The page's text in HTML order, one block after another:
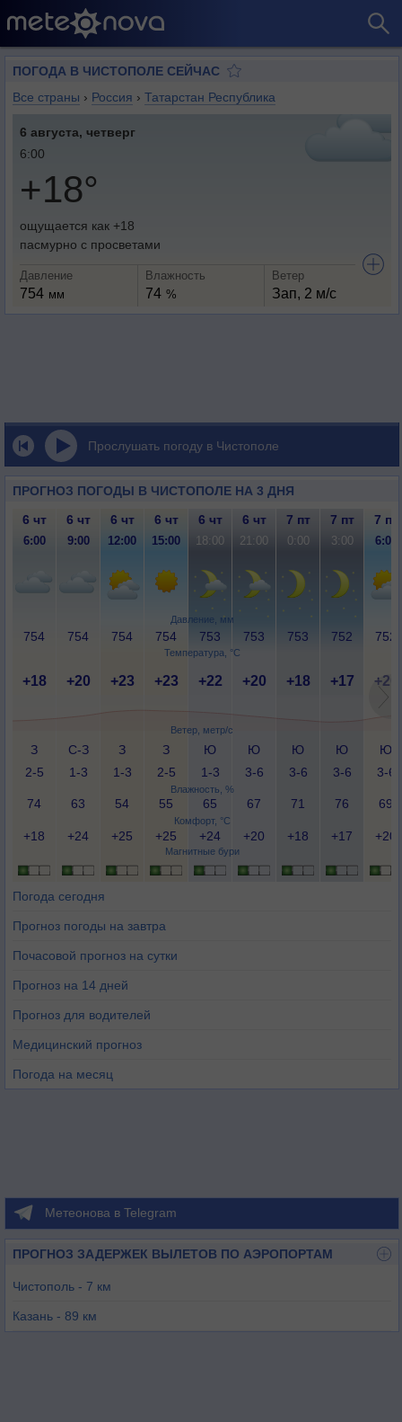
ПОГОДА В ЧИСТОПОЛЕ СЕЙЧАС
Все страны › Россия › Татарстан Республика
6 августа, четверг
6:00
+18°
ощущается как +18
пасмурно с просветами
Давление
754 мм
Влажность
74 %
Ветер
Зап, 2 м/с
Прослушать погоду в Чистополе
ПРОГНОЗ ПОГОДЫ В ЧИСТОПОЛЕ НА 3 ДНЯ
Давление, мм
Температура, °C
Ветер, метр/с
Влажность, %
Комфорт, °C
Магнитные бури
6 чт 6 чт 6 чт 6 чт 6 чт 6 чт 7 пт 7 пт 7 пт
6:00 9:00 12:00 15:00 18:00 21:00 0:00 3:00 6:00
754 754 754 754 753 753 753 752 752
+18 +20 +23 +23 +22 +20 +18 +17 +20
З
2-5
С-З
1-3
З
1-3
З
2-5
Ю
1-3
Ю
3-6
Ю
3-6
Ю
3-6
Ю
3-6
74 63 54 55 65 67 71 76 69
+18 +24 +25 +25 +24 +20 +18 +17 +20
Погода сегодня
Прогноз погоды на завтра
Почасовой прогноз на сутки
Прогноз на 14 дней
Прогноз для водителей
Медицинский прогноз
Погода на месяц
Метеонова в Telegram
ПРОГНОЗ ЗАДЕРЖЕК ВЫЛЕТОВ ПО АЭРОПОРТАМ
Чистополь - 7 км
Казань - 89 км